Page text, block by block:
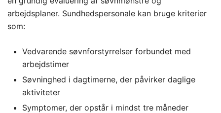
arbejdsplaner. Sundhedspersonale kan bruge kriterier
som:
Vedvarende søvnforstyrrelser forbundet med
arbejdstimer
Søvninghed i dagtimerne, der påvirker daglige
aktiviteter
Symptomer, der opstår i mindst tre måneder